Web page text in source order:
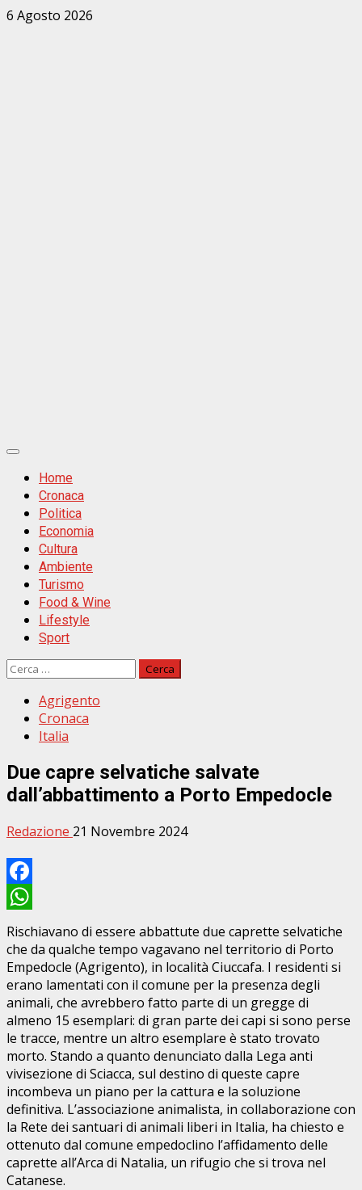
Zum
6 Agosto 2026
Primäres
MenüHome
Cronaca
Politica
Economia
Cultura
Ambiente
Turismo
Food & Wine
Lifestyle
Sport
Ricerca
Agrigento
Cronaca
Italia
Due capre selvatiche salvate
dall’abbattimento a Porto Empedocle
Redazione 21 Novembre 2024
Facebook
WhatsApp
Rischiavano di essere abbattute due caprette selvatiche
che da qualche tempo vagavano nel territorio di Porto
Empedocle (Agrigento), in località Ciuccafa. I residenti si
erano lamentati con il comune per la presenza degli
animali, che avrebbero fatto parte di un gregge di
almeno 15 esemplari: di gran parte dei capi si sono perse
le tracce, mentre un altro esemplare è stato trovato
morto. Stando a quanto denunciato dalla Lega anti
vivisezione di Sciacca, sul destino di queste capre
incombeva un piano per la cattura e la soluzione
definitiva. L’associazione animalista, in collaborazione con
la Rete dei santuari di animali liberi in Italia, ha chiesto e
ottenuto dal comune empedoclino l’affidamento delle
caprette all’Arca di Natalia, un rifugio che si trova nel
Catanese.